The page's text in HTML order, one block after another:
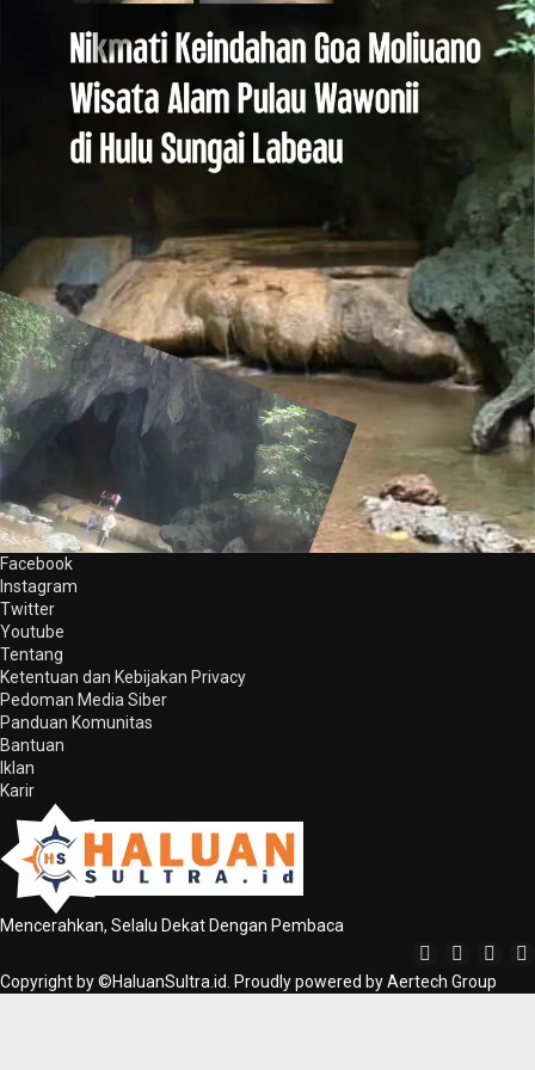
Facebook
Instagram
Twitter
Youtube
Tentang
Ketentuan dan Kebijakan Privacy
Pedoman Media Siber
Panduan Komunitas
Bantuan
Iklan
Karir
Mencerahkan, Selalu Dekat Dengan Pembaca
Copyright by ©HaluanSultra.id. Proudly powered by Aertech Group